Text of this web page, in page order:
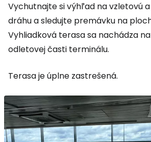
Vychutnajte si výhľad na vzletovú
dráhu a sledujte premávku na
Vyhliadková terasa sa nachádza
odletovej časti terminálu.
Terasa je úplne zastrešená.